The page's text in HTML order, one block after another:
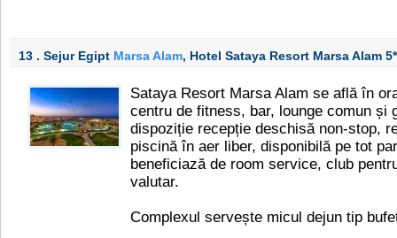
13 . Sejur Egipt Marsa Alam, Hotel Sataya Resort Marsa Alam 5*
Sataya Resort Marsa Alam se află în
centru de fitness, bar, lounge comun și
dispoziție recepție deschisă non-stop,
piscină în aer liber, disponibilă pe tot
beneficiază de room service, club
valutar.
Complexul servește micul dejun tip